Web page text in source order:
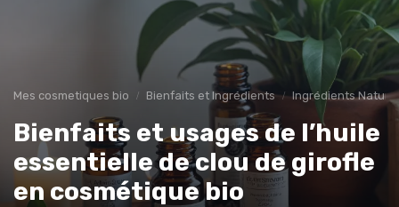
Mes cosmetiques bio Bienfaits et Ingrédients Ingrédients
Bienfaits et usages de l’huile
essentielle de clou de girofle
en cosmétique bio